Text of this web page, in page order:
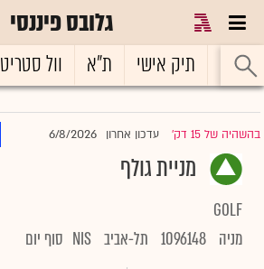
גלובס פיננסי
ראשי תיק אישי ת"א וול סטריט
בהשהיה של 15 דק' |עדכון אחרון 6/8/2026
מניית גולף
GOLF
מניה 1096148 תל-אביב NIS סוף יום